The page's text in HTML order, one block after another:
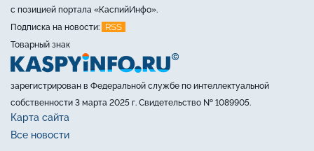
с позицией портала «КаспийИнфо».
Подписка на новости:
RSS
Товарный знак
зарегистрирован в Федеральной службе по интеллектуальной
собственности 3 марта 2025 г. Свидетельство № 1089905.
Карта сайта
Все новости